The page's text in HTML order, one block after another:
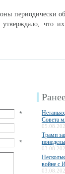
периодически
что
*
*
Совета
Трамп
войне с